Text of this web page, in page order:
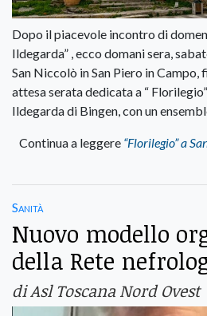
Dopo il piacevole incontro di
Ildegarda” , ecco domani sera,
San Niccolò in San Piero in Campo,
attesa serata dedicata a “
Ildegarda di Bingen, con un
Continua a leggere “Florilegio” a
Sanità
Nuovo modello
della Rete
di Asl Toscana Nord Ovest